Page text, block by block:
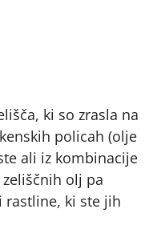
ki so zrasla na
policah (olje
ali iz kombinacije
olj pa
rastline, ki ste jih